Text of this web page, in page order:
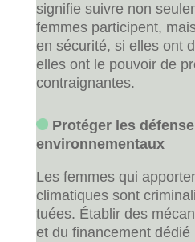
signifie suivre non
femmes participent,
en sécurité, si elles ont
elles ont le pouvoir de
contraignantes.
Protéger les
environnementaux
Les femmes qui
climatiques sont
tuées. Établir des
et du financement